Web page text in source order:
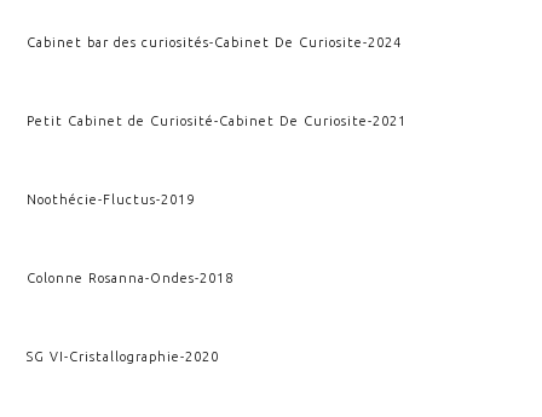
Cabinet bar des curiosités-Cabinet De Curiosite-2024
Petit Cabinet de Curiosité-Cabinet De Curiosite-2021
Noothécie-Fluctus-2019
Colonne Rosanna-Ondes-2018
SG VI-Cristallographie-2020